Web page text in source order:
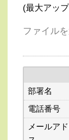
(最大アッ
ファイル
部署名
電話番号
メールア